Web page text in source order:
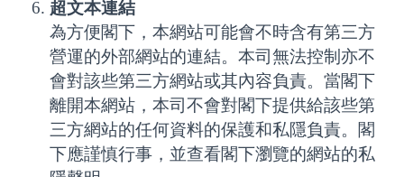
超文本連結
為方便閣下，本網站可能會不時含有第三方
營運的外部網站的連結。本司無法控制亦不
會對該些第三方網站或其內容負責。當閣下
離開本網站，本司不會對閣下提供給該些第
三方網站的任何資料的保護和私隱負責。閣
下應謹慎行事，並查看閣下瀏覽的網站的私